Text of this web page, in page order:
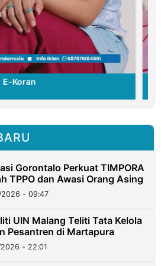
E-Koran
Gorontalo Perkuat TIMPORA
TPPO dan Awasi Orang Asing
- 09:47
UIN Malang Teliti Tata Kelola
Pesantren di Martapura
- 22:01